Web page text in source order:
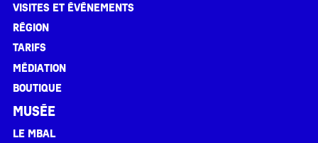
Visites et événements
Région
Tarifs
Médiation
Boutique
Musée
Le MBAL